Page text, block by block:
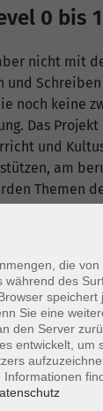
0 bis 1
nicht mit
und
noch keine
Das Projekt
und
am
Themen
geübt.
Ort /
die
während des
Sie eine
den Server
entwickelt,